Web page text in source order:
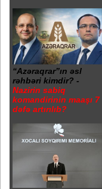
“Azəraqrar”ın əsl
rəhbəri kimdir? -
Nazirin sabiq
komandirinin maaşı 7
dəfə artırılıb?